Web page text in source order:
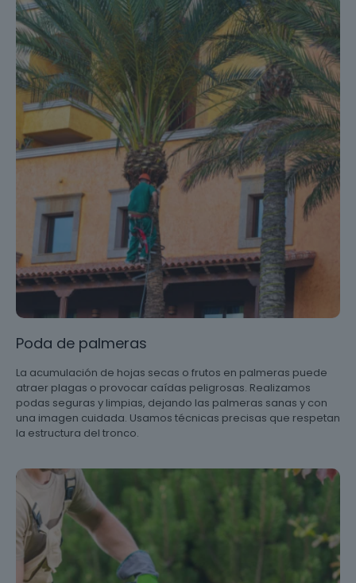
Poda de palmeras
La acumulación de hojas secas o frutos en palmeras puede
atraer plagas o provocar caídas peligrosas. Realizamos
podas seguras y limpias, dejando las palmeras sanas y con
una imagen cuidada. Usamos técnicas precisas que respetan
la estructura del tronco.